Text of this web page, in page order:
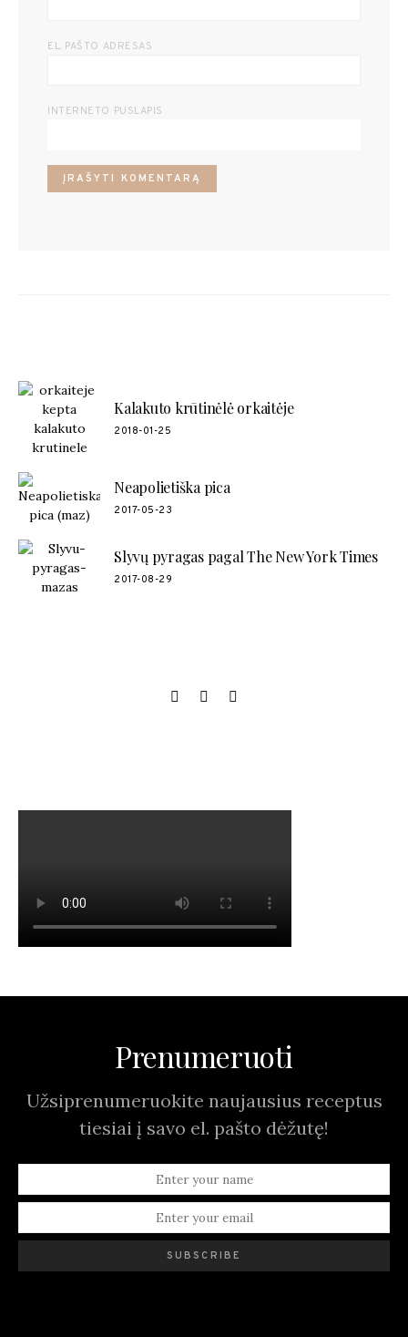
EL. PAŠTO ADRESAS
INTERNETO PUSLAPIS
Kalakuto krūtinėlė orkaitėje
2018-01-25
Neapolietiška pica
2017-05-23
Slyvų pyragas pagal The New York Times
2017-08-29
Prenumeruoti
Užsiprenumeruokite naujausius receptus
tiesiai į savo el. pašto dėžutę!
SUBSCRIBE